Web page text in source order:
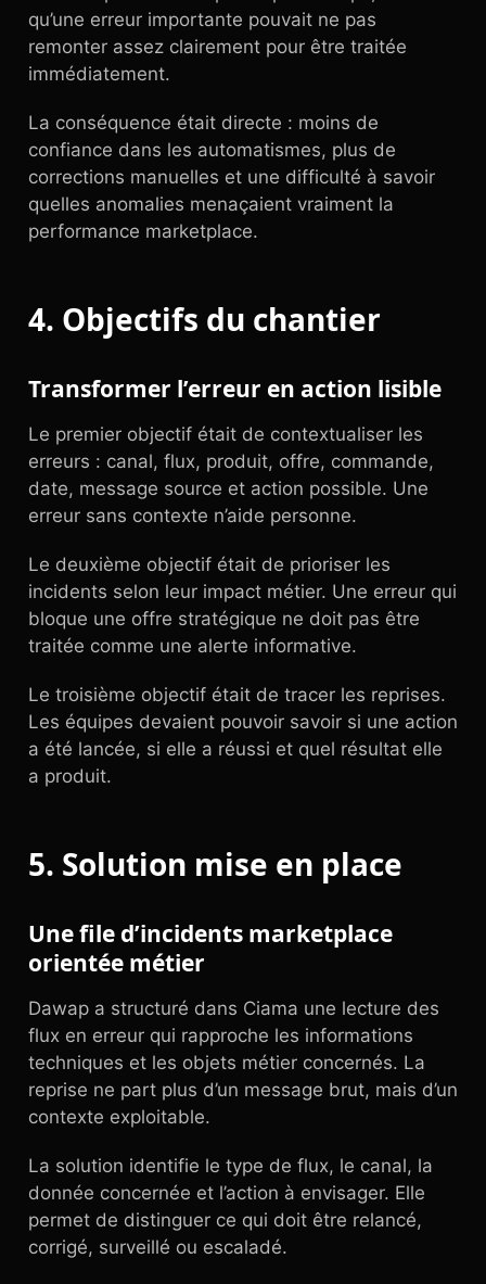
qu’une erreur importante pouvait ne pas
remonter assez clairement pour être traitée
immédiatement.
La conséquence était directe : moins de
confiance dans les automatismes, plus de
corrections manuelles et une difficulté à savoir
quelles anomalies menaçaient vraiment la
performance marketplace.
4. Objectifs du chantier
Transformer l’erreur en action lisible
Le premier objectif était de contextualiser les
erreurs : canal, flux, produit, offre, commande,
date, message source et action possible. Une
erreur sans contexte n’aide personne.
Le deuxième objectif était de prioriser les
incidents selon leur impact métier. Une erreur qui
bloque une offre stratégique ne doit pas être
traitée comme une alerte informative.
Le troisième objectif était de tracer les reprises.
Les équipes devaient pouvoir savoir si une action
a été lancée, si elle a réussi et quel résultat elle
a produit.
5. Solution mise en place
Une file d’incidents marketplace
orientée métier
Dawap a structuré dans Ciama une lecture des
flux en erreur qui rapproche les informations
techniques et les objets métier concernés. La
reprise ne part plus d’un message brut, mais d’un
contexte exploitable.
La solution identifie le type de flux, le canal, la
donnée concernée et l’action à envisager. Elle
permet de distinguer ce qui doit être relancé,
corrigé, surveillé ou escaladé.